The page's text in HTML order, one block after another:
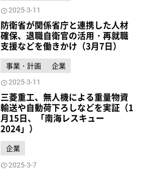
2025-3-11
防衛省が関係省庁と連携した人材
確保、退職自衛官の活用・再就職
支援などを働きかけ（3月7日）
事業・計画 企業
2025-3-11
三菱重工、無人機による重量物資
輸送や自動荷下ろしなどを実証（1
月15日、「南海レスキュー
2024」）
企業
2025-3-7